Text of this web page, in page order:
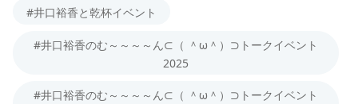
#井口裕香と乾杯イベント
#井口裕香のむ～～～～ん⊂（ ＾ω＾）⊃トークイベント
2025
#井口裕香のむ～～～～ん⊂（ ＾ω＾）⊃トークイベント